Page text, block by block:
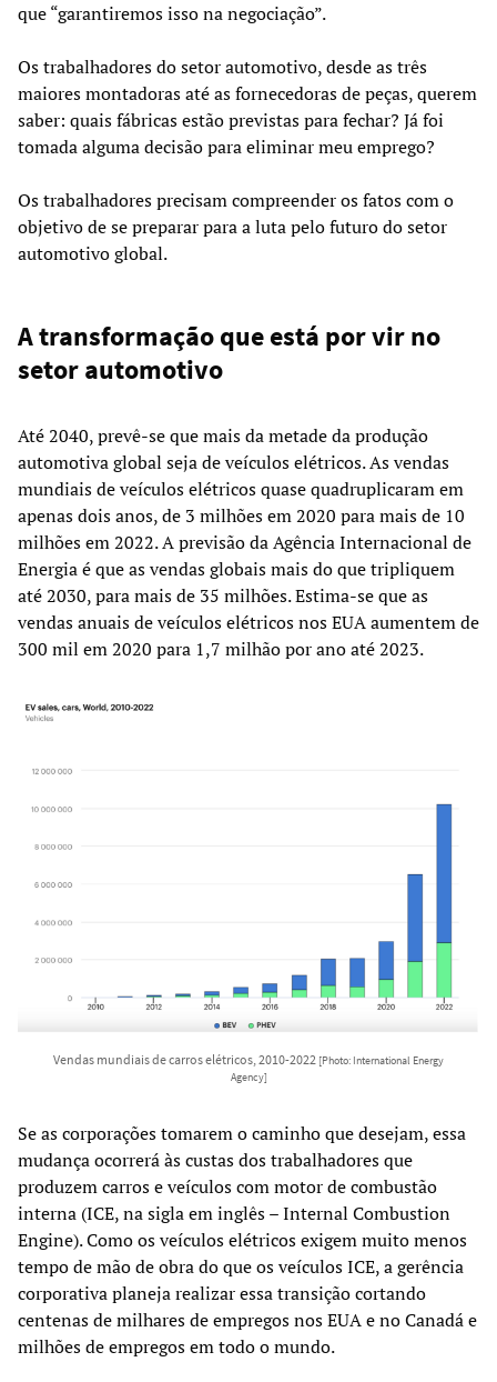
que “garantiremos isso na negociação”.
Os trabalhadores do setor automotivo, desde as três
maiores montadoras até as fornecedoras de peças, querem
saber: quais fábricas estão previstas para fechar? Já foi
tomada alguma decisão para eliminar meu emprego?
Os trabalhadores precisam compreender os fatos com o
objetivo de se preparar para a luta pelo futuro do setor
automotivo global.
A transformação que está por vir no
setor automotivo
Até 2040, prevê-se que mais da metade da produção
automotiva global seja de veículos elétricos. As vendas
mundiais de veículos elétricos quase quadruplicaram em
apenas dois anos, de 3 milhões em 2020 para mais de 10
milhões em 2022. A previsão da Agência Internacional de
Energia é que as vendas globais mais do que tripliquem
até 2030, para mais de 35 milhões. Estima-se que as
vendas anuais de veículos elétricos nos EUA aumentem de
300 mil em 2020 para 1,7 milhão por ano até 2023.
Vendas mundiais de carros elétricos, 2010-2022 [Photo: International Energy
Agency]
Se as corporações tomarem o caminho que desejam, essa
mudança ocorrerá às custas dos trabalhadores que
produzem carros e veículos com motor de combustão
interna (ICE, na sigla em inglês – Internal Combustion
Engine). Como os veículos elétricos exigem muito menos
tempo de mão de obra do que os veículos ICE, a gerência
corporativa planeja realizar essa transição cortando
centenas de milhares de empregos nos EUA e no Canadá e
milhões de empregos em todo o mundo.